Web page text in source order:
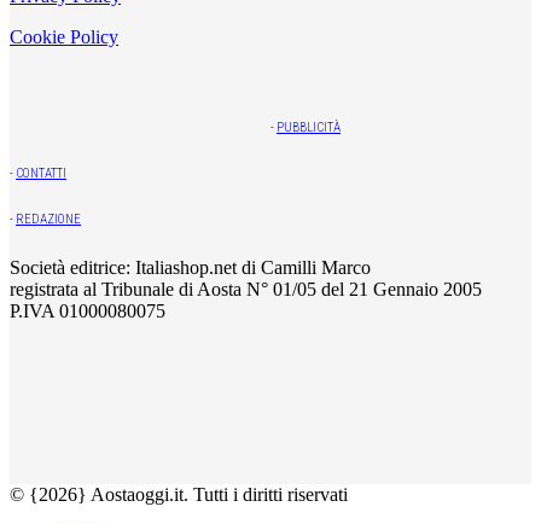
Cookie Policy
- PUBBLICITÀ
- CONTATTI
- REDAZIONE
Società editrice: Italiashop.net di Camilli Marco
registrata al Tribunale di Aosta N° 01/05 del 21 Gennaio 2005
P.IVA 01000080075
© {2026} Aostaoggi.it. Tutti i diritti riservati